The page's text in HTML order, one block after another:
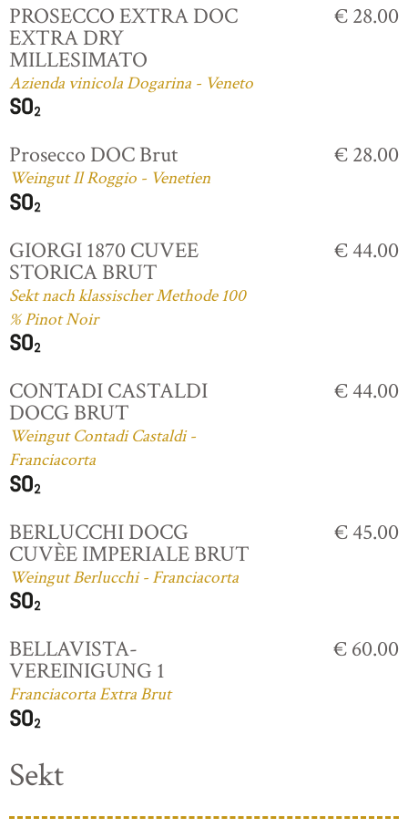
PROSECCO EXTRA DOC
EXTRA DRY
MILLESIMATO
Azienda vinicola Dogarina - Veneto
€ 28.00
Prosecco DOC Brut
Weingut Il Roggio - Venetien
€ 28.00
GIORGI 1870 CUVEE
STORICA BRUT
Sekt nach klassischer Methode 100
% Pinot Noir
€ 44.00
CONTADI CASTALDI
DOCG BRUT
Weingut Contadi Castaldi -
Franciacorta
€ 44.00
BERLUCCHI DOCG
CUVÈE IMPERIALE BRUT
Weingut Berlucchi - Franciacorta
€ 45.00
BELLAVISTA-
VEREINIGUNG 1
Franciacorta Extra Brut
€ 60.00
Sekt